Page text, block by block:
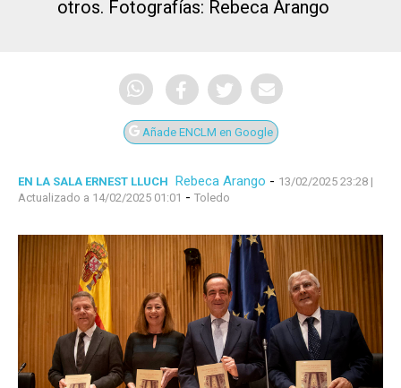
otros. Fotografías: Rebeca Arango
Añade ENCLM en Google
EN LA SALA ERNEST LLUCH Rebeca Arango - 13/02/2025 23:28 |
Actualizado a 14/02/2025 01:01 - Toledo